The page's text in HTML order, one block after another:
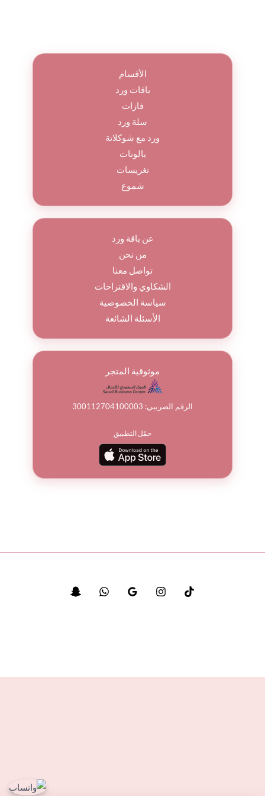
الأقسام
باقات ورد
فازات
سلة ورد
ورد مع شوكلاتة
بالونات
تغريسات
شموع
عن باقة ورد
من نحن
تواصل معنا
الشكاوي والاقتراحات
سياسة الخصوصية
الأسئلة الشائعة
موثوقية المتجر
الرقم الضريبي: 300112704100003
حمّل التطبيق